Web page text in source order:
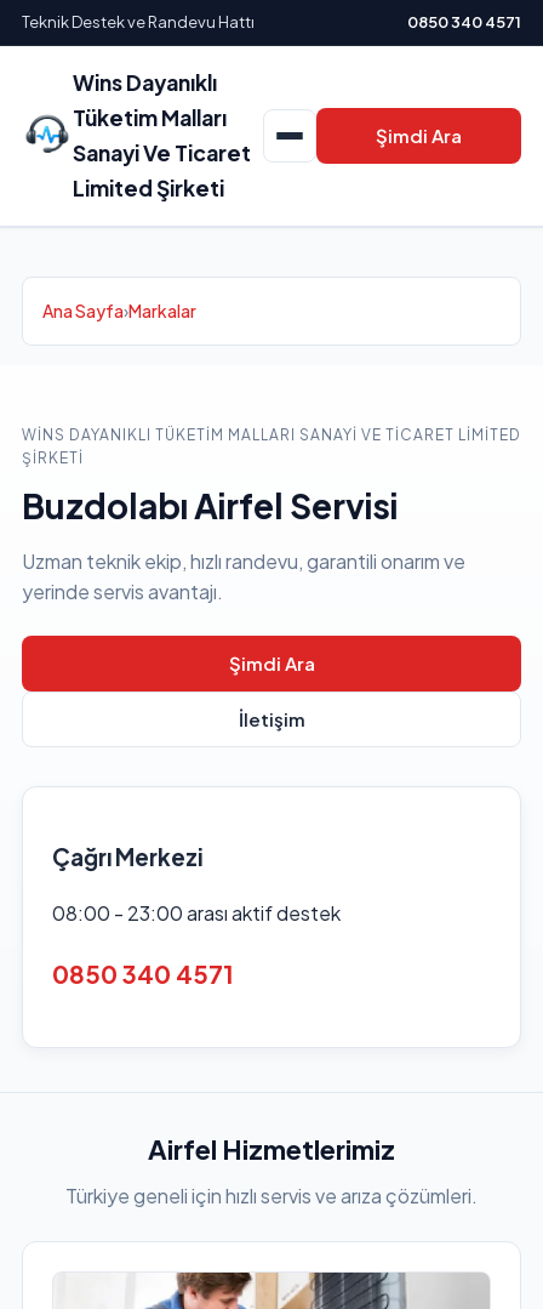
Teknik Destek ve Randevu Hattı 0850 340 4571
Wins Dayanıklı
Tüketim Malları
Sanayi Ve Ticaret
Limited Şirketi
Şimdi Ara
Ana Sayfa›Markalar
WINS DAYANIKLI TÜKETIM MALLARI SANAYI VE TICARET LIMITED
ŞIRKETI
Buzdolabı Airfel Servisi
Uzman teknik ekip, hızlı randevu, garantili onarım ve
yerinde servis avantajı.
Şimdi Ara
İletişim
Çağrı Merkezi
08:00 - 23:00 arası aktif destek
0850 340 4571
Airfel Hizmetlerimiz
Türkiye geneli için hızlı servis ve arıza çözümleri.